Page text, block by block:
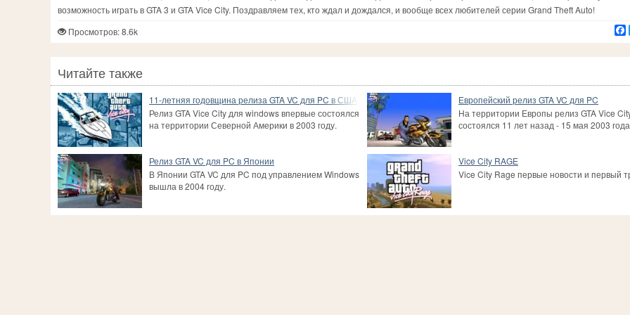
возможность играть в GTA 3 и GTA Vice City. Поздравляем тех, кто ждал и дождался, и вообще всех любителей серии Grand Theft Auto!
Просмотров: 8.6k
Читайте также
11-летняя годовщина релиза GTA VC для PC в США
Релиз GTA Vice City для windows впервые состоялся
на территории Северной Америки в 2003 году.
Европейский релиз GTA VC для PC
На территории Европы релиз GTA Vice
состоялся 11 лет назад - 15 мая 2003
Релиз GTA VC для PC в Японии
В Японии GTA VC для PC под управлением Windows
вышла в 2004 году.
Vice City RAGE
Vice City Rage первые новости и первый